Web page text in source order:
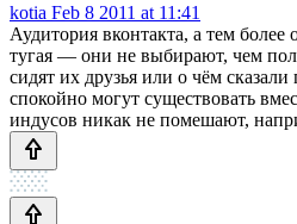
kotia Feb 8 2011 at 11:41
Аудитория вконтакта, а тем более
тугая — они не выбирают, чем
сидят их друзья или о чём
спокойно могут существовать
индусов никак не помешают,